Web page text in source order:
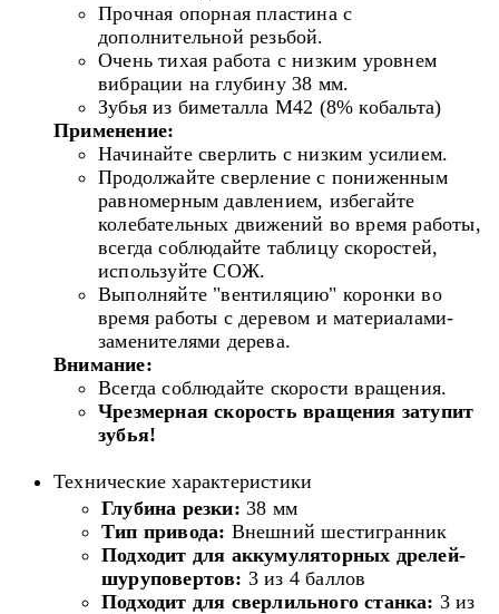
Прочная опорная пластина с
дополнительной резьбой.
Очень тихая работа с низким уровнем
вибрации на глубину 38 мм.
Зубья из биметалла M42 (8% кобальта)
Применение:
Начинайте сверлить с низким усилием.
Продолжайте сверление с пониженным
равномерным давлением, избегайте
колебательных движений во время работы,
всегда соблюдайте таблицу скоростей,
используйте СОЖ.
Выполняйте "вентиляцию" коронки во
время работы с деревом и материалами-
заменителями дерева.
Внимание:
Всегда соблюдайте скорости вращения.
Чрезмернаяскорость вращения затупит
зубья!
Технические характеристики
Глубина резки: 38 мм
Тип привода: Внешний шестигранник
Подходит для аккумуляторных дрелей-
шуруповертов: 3 из 4 баллов
Подходит для сверлильного станка: 3 из